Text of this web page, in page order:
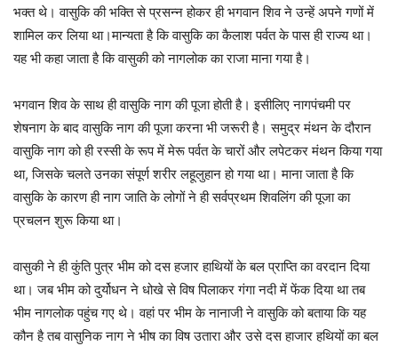
भक्त थे। वासुकि की भक्ति से प्रसन्न होकर ही भगवान शिव ने उन्हें अपने गणों में
शामिल कर लिया था।मान्यता है कि वासुकि का कैलाश पर्वत के पास ही राज्य था।
यह भी कहा जाता है कि वासुकी को नागलोक का राजा माना गया है।
भगवान शिव के साथ ही वासुकि नाग की पूजा होती है। इसीलिए नागपंचमी पर
शेषनाग के बाद वासुकि नाग की पूजा करना भी जरूरी है। समुद्र मंथन के दौरान
वासुकि नाग को ही रस्सी के रूप में मेरू पर्वत के चारों और लपेटकर मंथन किया गया
था, जिसके चलते उनका संपूर्ण शरीर लहूलुहान हो गया था। माना जाता है कि
वासुकि के कारण ही नाग जाति के लोगों ने ही सर्वप्रथम शिवलिंग की पूजा का
प्रचलन शुरू किया था।
वासुकी ने ही कुंति पुत्र भीम को दस हजार हाथियों के बल प्राप्ति का वरदान दिया
था। जब भीम को दुर्योधन ने धोखे से विष पिलाकर गंगा नदी में फेंक दिया था तब
भीम नागलोक पहुंच गए थे। वहां पर भीम के नानाजी ने वासुकि को बताया कि यह
कौन है तब वासुनिक नाग ने भीष का विष उतारा और उसे दस हाजार हथियों का बल